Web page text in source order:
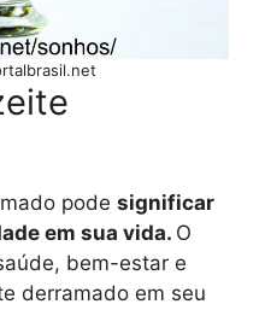
pode significar
em sua vida. O
bem-estar e
derramado em seu